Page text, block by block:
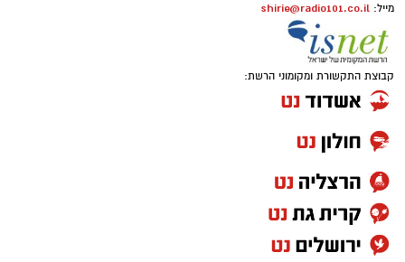
מייל: shirie@radio101.co.il
קבוצת התקשורת ומקומוני הרשת: